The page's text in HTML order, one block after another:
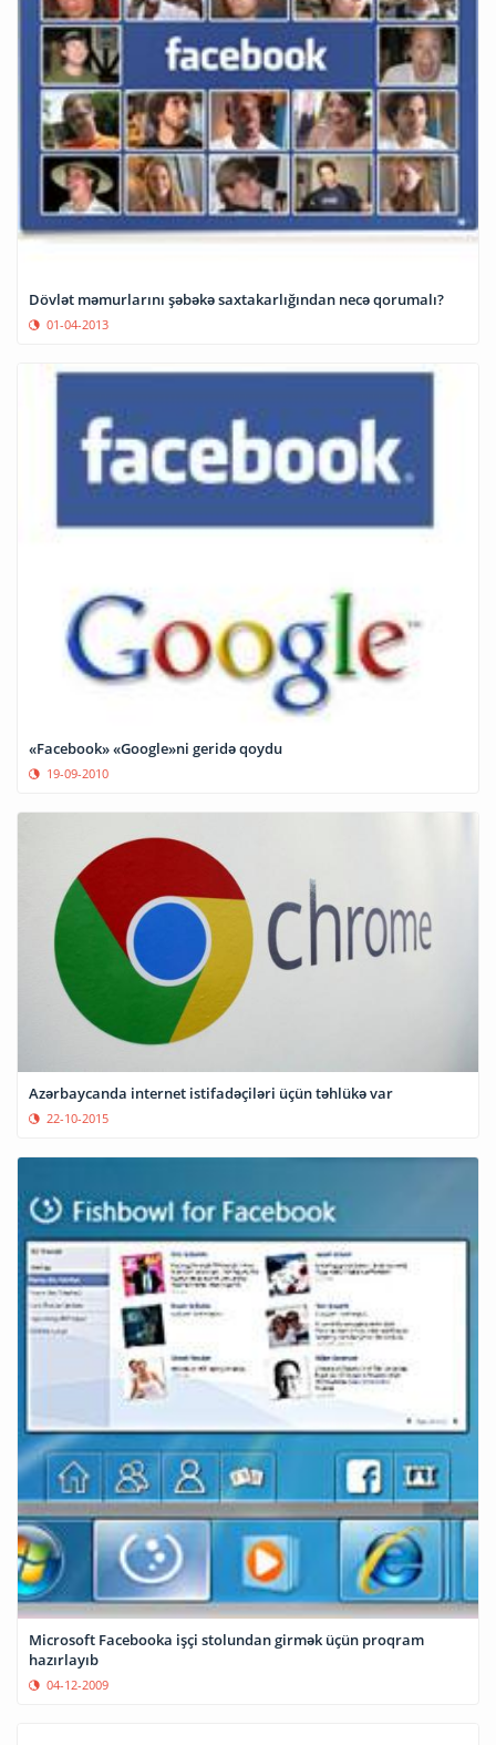
Dövlət məmurlarını şəbəkə saxtakarlığından necə qorumalı?
01-04-2013
«Facebook» «Google»ni geridə qoydu
19-09-2010
Azərbaycanda internet istifadəçiləri üçün təhlükə var
22-10-2015
Microsoft Facebooka işçi stolundan girmək üçün proqram
hazırlayıb
04-12-2009